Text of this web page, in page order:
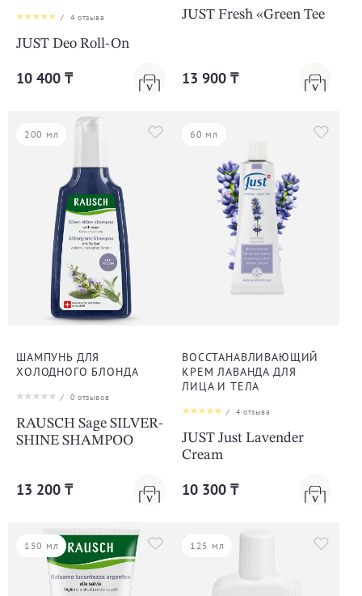
/ 4отзыва
JUST Deo Roll-On
10 400 ₸
JUST Fresh «Green Tee
13 900 ₸
200 мл
ШАМПУНЬ ДЛЯ
ХОЛОДНОГО БЛОНДА
/ 0 отзывов
RAUSCH Sage SILVER-
SHINE SHAMPOO
13 200 ₸
60 мл
ВОССТАНАВЛИВАЮЩИЙ
КРЕМ ЛАВАНДА ДЛЯ
ЛИЦА И ТЕЛА
/ 4отзыва
JUST Just Lavender
Cream
10 300 ₸
150 мл 125 мл